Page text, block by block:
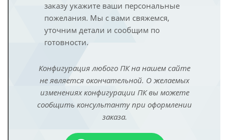
заказу укажите ваши персональные
пожелания. Мы с вами свяжемся,
уточним детали и сообщим по
готовности.
Конфигурация любого ПК на нашем сайте
не является окончательной. О желаемых
изменениях конфигурации ПК вы можете
сообщить консультанту при оформлении
заказа.